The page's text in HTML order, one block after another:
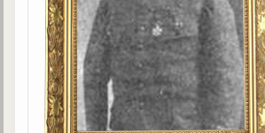
Gabriel Delanne
1857-1926
Chico Xavier
1910-2002
Divaldo Franco